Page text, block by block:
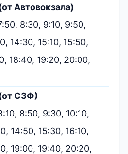
Автовокзала)
8:30, 9:10, 9:50,
14:30, 15:10, 15:50,
18:40, 19:20, 20:00,
СЗФ)
8:50, 9:30, 10:10,
14:50, 15:30, 16:10,
19:00, 19:40, 20:20,